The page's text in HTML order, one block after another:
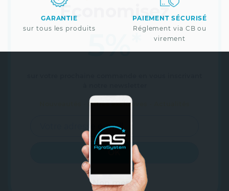
GARANTIE
sur tous les produits
PAIEMENT SÉCURISÉ
Réglement via CB ou
virement
Economisez
5%
Nouveautés - Offres exclusives - Actualités
Non merci